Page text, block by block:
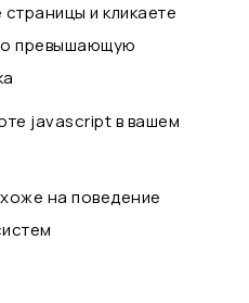
и кликаете
превышающую
javascript в вашем
на поведение